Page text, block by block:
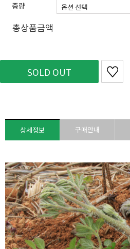
중량
총상품금액
SOLD OUT
상세정보 구매안내